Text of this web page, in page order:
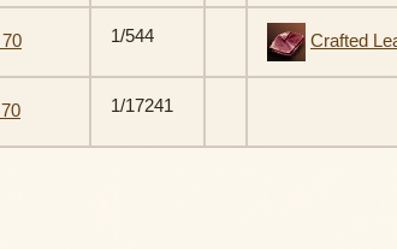
1/544 Crafted
1/17241